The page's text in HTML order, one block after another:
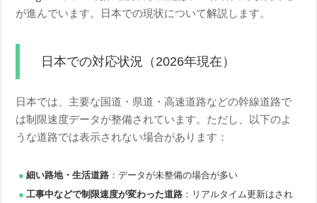
が進んでいます。日本での現状について解説します。
日本での対応状況（2026年現在）
日本では、主要な国道・県道・高速道路などの幹線道路で
は制限速度データが整備されています。ただし、以下のよ
うな道路では表示されない場合があります：
細い路地・生活道路 ：データが未整備の場合が多い
工事中などで制限速度が変わった道路 ：リアルタイム更新はされ